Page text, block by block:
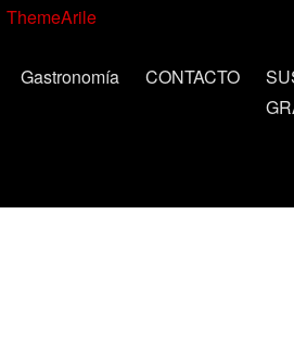
ThemeArile
Gastronomía CONTACTO